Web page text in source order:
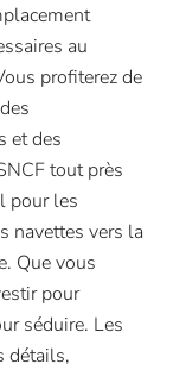
au
profiterez de
et des
tout près
pour les
navettes vers la
Que vous
pour
séduire. Les
détails,